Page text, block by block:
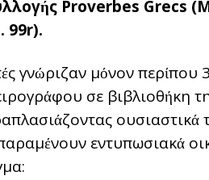
Proverbes Grecs
99r).
γνώριζαν μόνον
σε βιβλιοθήκη
ουσιαστικά
εντυπωσιακά